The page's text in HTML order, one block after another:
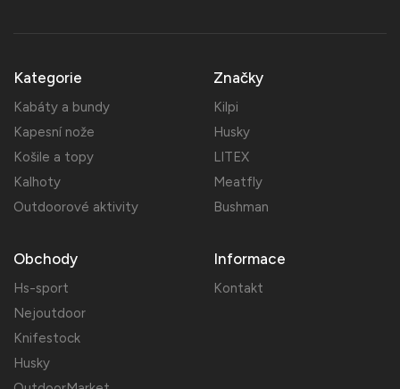
Kategorie
Kabáty a bundy
Kapesní nože
Košile a topy
Kalhoty
Outdoorové aktivity
Značky
Kilpi
Husky
LITEX
Meatfly
Bushman
Obchody
Hs-sport
Nejoutdoor
Knifestock
Husky
Informace
Kontakt